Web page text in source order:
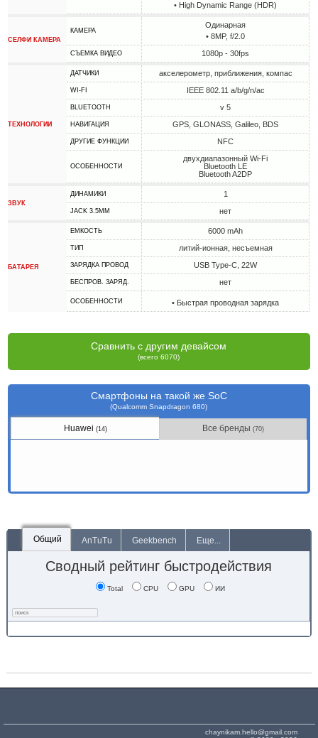
• High Dynamic Range (HDR)
СЕЛФИ КАМЕРА
КАМЕРА
Одинарная
• 8MP, f/2.0
СЪЕМКА ВИДЕО 1080p - 30fps
ТЕХНОЛОГИИ
ДАТЧИКИ акселерометр, приближения, компас
WI-FI IEEE 802.11 a/b/g/n/ac
BLUETOOTH v 5
НАВИГАЦИЯ GPS, GLONASS, Galileo, BDS
ДРУГИЕ ФУНКЦИИ NFC
ОСОБЕННОСТИ
двухдиапазонный Wi-Fi
Bluetooth LE
Bluetooth A2DP
ЗВУК
ДИНАМИКИ 1
JACK 3.5MM нет
БАТАРЕЯ
ЕМКОСТЬ 6000 mAh
ТИП литий-ионная, несъемная
ЗАРЯДКА ПРОВОД USB Type-C, 22W
БЕСПРОВ. ЗАРЯД. нет
ОСОБЕННОСТИ • Быстрая проводная зарядка
Сравнить с другим девайсом
(всего 6070)
Смартфоны на такой же SoC
(Qualcomm Snapdragon 680)
Huawei (14) Все бренды(70)
Общий AnTuTu Geekbench Еще...
Сводный рейтинг быстродействия
Total CPU GPU ИИ
chaynikam.hello@gmail.com